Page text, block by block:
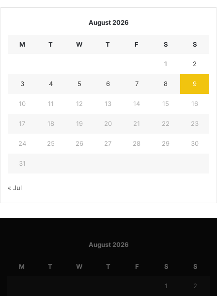
August 2026
M T W T F S S
1 2
3 4 5 6 7 8 9
10 11 12 13 14 15 16
17 18 19 20 21 22 23
24 25 26 27 28 29 30
31
« Jul
August 2026
M T W T F S S
1 2